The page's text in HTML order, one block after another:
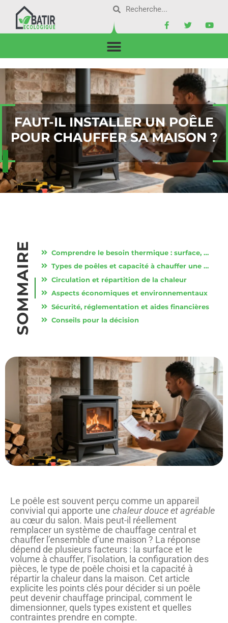
FAUT-IL INSTALLER UN POÊLE
POUR CHAUFFER SA MAISON ?
SOMMAIRE
Comprendre le besoin thermique : surface, volume et isolation
Types de poêles et capacité à chauffer une maison entière
Circulation et répartition de la chaleur
Aspects économiques et environnementaux
Sécurité, réglementation et aides financières
Conseils pour la décision
Le poêle est souvent perçu comme un appareil
convivial qui apporte une chaleur douce et agréable
au cœur du salon. Mais peut-il réellement
remplacer un système de chauffage central et
chauffer l’ensemble d’une maison ? La réponse
dépend de plusieurs facteurs : la surface et le
volume à chauffer, l’isolation, la configuration des
pièces, le type de poêle choisi et la capacité à
répartir la chaleur dans la maison. Cet article
explicite les points clés pour décider si un poêle
peut devenir chauffage principal, comment le
dimensionner, quels types existent et quelles
contraintes prendre en compte.